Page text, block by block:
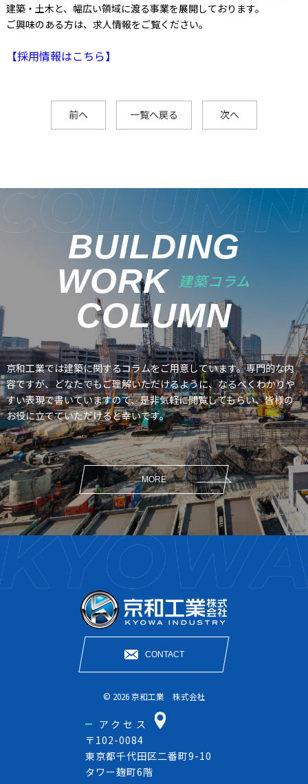
建築・土木と、幅広い領域に渡る事業を展開しております。
ご興味のある方は、求人情報をご覧ください。
【採用情報はこちら】
前へ 一覧へ戻る 次へ
BUILDING
WORK 建築コラム
COLUMN
京和工業では建築に関するコラムをご用意しています。専門的な内
容ですが、どなたでもご理解いただけるように、なるべくわかりや
すい表現で書いていますので、是非気軽に閲覧してもらい、皆様の
お役に立てていただけると幸いです。
MORE
CONTACT
© 2026 京和工業 株式会社
アクセス
〒102-0084
東京都千代田区二番町9-10
タワー麹町6階